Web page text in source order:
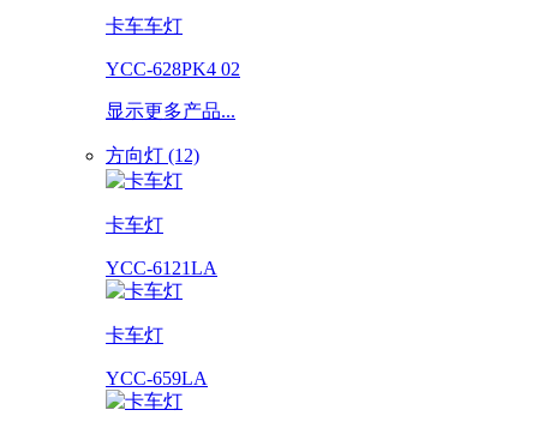
卡车车灯
YCC-628PK4 02
显示更多产品...
方向灯 (12)
卡车灯
YCC-6121LA
卡车灯
YCC-659LA